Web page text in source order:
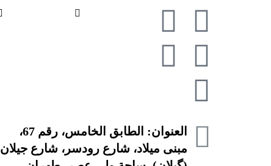
العنوان: الطابق الخامس، رقم 67،
مبنى ميلاد، شارع رودسر، شارع جيلان